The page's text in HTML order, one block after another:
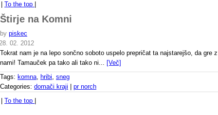
To the top
Štirje na Komni
by piskec
02. 2012
Tokrat nam je na lepo sončno soboto uspelo prepričat ta najstarejšo, da gre z
nami! Tamauček pa tako ali tako ni... [Več]
Tags: komna, hribi, sneg
Categories: domači kraji
pr norch
To the top